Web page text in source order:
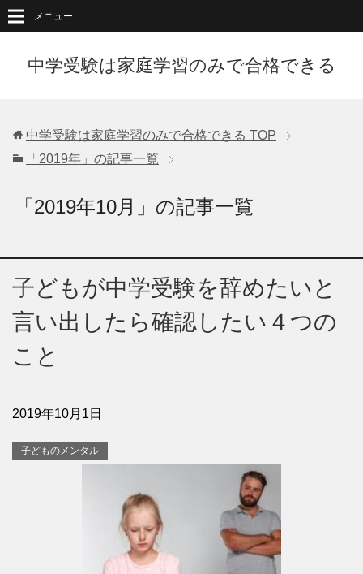
中学受験は家庭学習のみで合格できる
メニュー
中学受験は家庭学習のみで合格できる TOP
「2019年」の記事一覧
「2019年10月」の記事一覧
子どもが中学受験を辞めたいと
言い出したら確認したい４つの
こと
2019年10月1日
子どものメンタル